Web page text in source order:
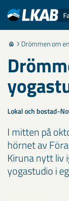
Drömmen om
Lokal och bostad
I mitten på
hörnet av
Kiruna nytt liv
yogastudio i